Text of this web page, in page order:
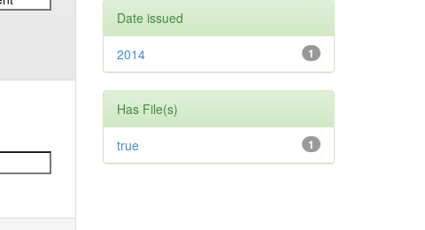
Date issued
1
2014
Has File(s)
1
true